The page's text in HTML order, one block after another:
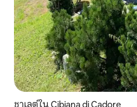
ชาเลต์ใน Cibiana di Cadore